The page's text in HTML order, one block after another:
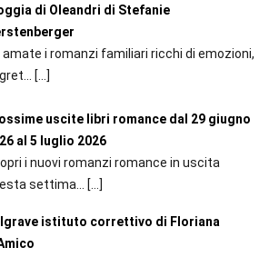
di Oleandri di Stefanie
amate i romanzi familiari ricchi di emozioni,
[…]
uscite libri romance dal 29 giugno
al 5 luglio 2026
i nuovi romanzi romance in uscita
settima... […]
istituto correttivo di Floriana